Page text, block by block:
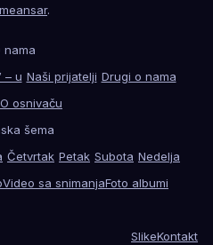
.
nama
– u Naši prijatelji Drugi o nama
O osnivaču
šema
Četvrtak Petak Subota Nedelja
Video sa snimanjaFoto albumi
SlikeKontakt